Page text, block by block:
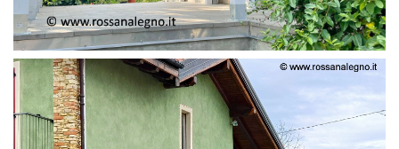
PERGOLA ADOSSATA